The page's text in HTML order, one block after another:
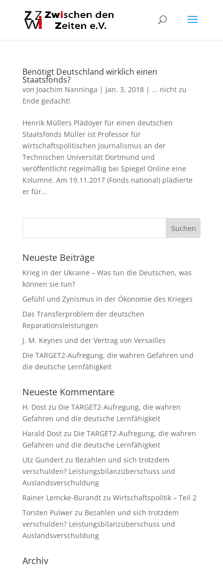
Benötigt Deutschland wirklich einen
Staatsfonds?
von Joachim Nanninga | Jan. 3, 2018| ... nicht zu
Ende gedacht!
Henrik Müllers Plädoyer für einen deutschen
Staatsfonds Müller ist Professor für
wirtschaftspolitischen Journalismus an der
Technischen Universität Dortmund und
veröffentlicht regelmäßig bei Spiegel Online eine
Kolumne. Am 19.11.2017 (Fonds national) plädierte
er für...
Neueste Beiträge
Krieg in der Ukraine – Was tun die Deutschen, was
können sie tun?
Gefühl und Zynismus in der Ökonomie des Krieges
Das Transferproblem der deutschen
Reparationsleistungen
J. M. Keynes und der Vertrag von Versailles
Die TARGET2-Aufregung, die wahren Gefahren und
die deutsche Lernfähigkeit
Neueste Kommentare
H. Dostzu Die TARGET2-Aufregung, die wahren
Gefahren und die deutsche Lernfähigkeit
Harald Dostzu Die TARGET2-Aufregung, die wahren
Gefahren und die deutsche Lernfähigkeit
Utz Gundertzu Bezahlen und sich trotzdem
verschulden? Leistungsbilanzüberschuss und
Auslandsverschuldung
Rainer Lemcke-Burandtzu Wirtschaftspolitik – Teil 2
Torsten Pulwerzu Bezahlen und sich trotzdem
verschulden? Leistungsbilanzüberschuss und
Auslandsverschuldung
Archiv